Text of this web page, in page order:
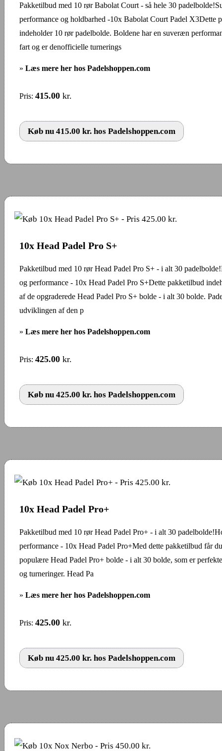
Pakketilbud med 10 rør Babolat Court - så hele 30
performance og holdbarhed -10x Babolat Court Padel X3Dette
indeholder 10 rør padelbolde. Boldene har en suveræn
fart og er denofficielle turnerings
» Læs mere her hos Padelshoppen.com
Pris: 415.00 kr.
Køb nu 415.00 kr. hos Padelshoppen.com
10x Head Padel Pro S+
Pakketilbud med 10 rør Head Padel Pro S+ - i alt 30
og performance - 10x Head Padel Pro S+Dette pakketilbud
af de opgraderede Head Padel Pro S+ bolde - i alt 30 bolde.
udviklingen af den p
» Læs mere her hos Padelshoppen.com
Pris: 425.00 kr.
Køb nu 425.00 kr. hos Padelshoppen.com
10x Head Padel Pro+
Pakketilbud med 10 rør Head Padel Pro+ - i alt 30
performance - 10x Head Padel Pro+Med dette pakketilbud får
populære Head Padel Pro+ bolde - i alt 30 bolde, som er
og turneringer. Head Pa
» Læs mere her hos Padelshoppen.com
Pris: 425.00 kr.
Køb nu 425.00 kr. hos Padelshoppen.com